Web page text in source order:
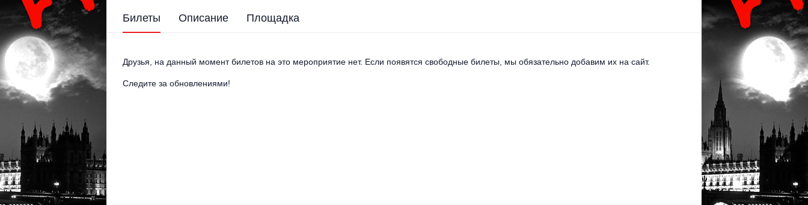
Билеты Описание Площадка
Друзья, на данный момент билетов на это мероприятие нет. Если появятся свободные билеты, мы обязательно добавим их на сайт.
Следите за обновлениями!